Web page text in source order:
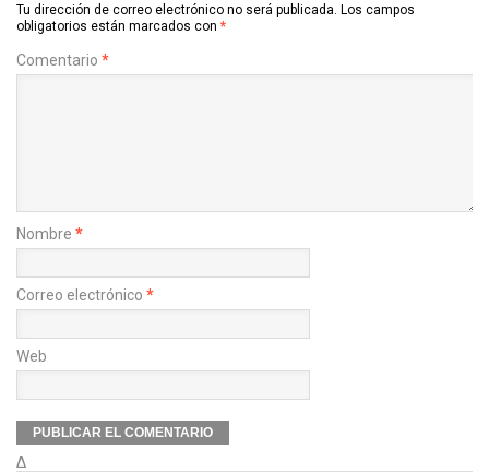
Tu dirección de correo electrónico no será publicada. Los campos
obligatorios están marcados con *
Comentario *
Nombre *
Correo electrónico *
Web
Δ